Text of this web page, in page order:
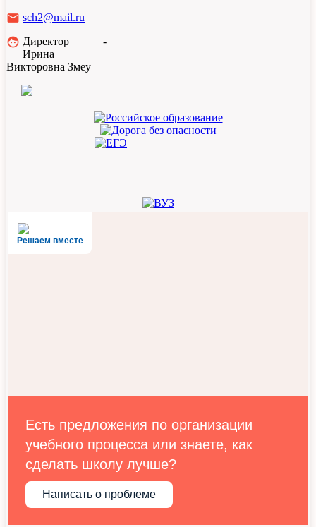
email sch2@mail.ru
face Директор -
Ирина
Викторовна Змеу
Решаем вместе
Есть предложения по организации
учебного процесса или знаете, как
сделать школу лучше?
Написать о проблеме